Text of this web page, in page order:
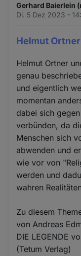
Gerhard Baierlein
Di. 5 Dez 2023 -
Helmut
Helmut Ortner
genau
und eigentlich
momentan
dabei sich
verbünden, da
Menschen sich
abwenden und
wie vor von
werden und
wahren
Zu diesem
von Andreas
DIE LEGENDE
(Tetum Verlag)